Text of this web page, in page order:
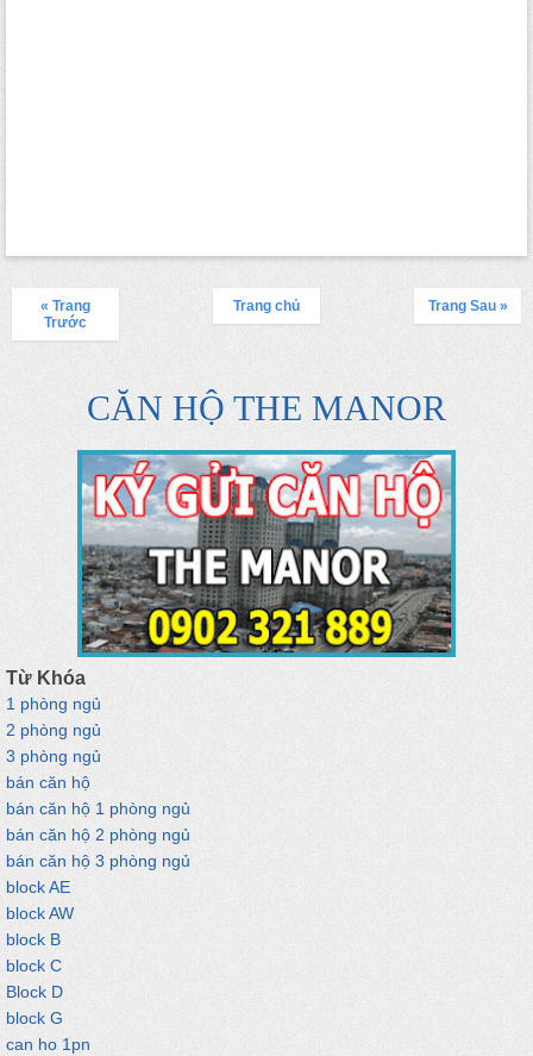
« Trang
Trước
Trang Sau »
Trang chủ
CĂN HỘ THE MANOR
Từ Khóa
1 phòng ngủ
2 phòng ngủ
3 phòng ngủ
bán căn hộ
bán căn hộ 1 phòng ngủ
bán căn hộ 2 phòng ngủ
bán căn hộ 3 phòng ngủ
block AE
block AW
block B
block C
Block D
block G
can ho 1pn